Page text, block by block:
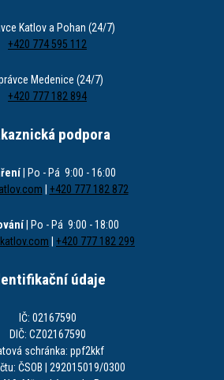
Katlov a Pohan (24/7)
+420 774 595 112
Medenice (24/7)
+420 777 182 894
podpora
| Po - Pá 9:00 - 16:00
+420 777 182 872
| Po - Pá 9:00 - 18:00
+420 777 182 299
údaje
IČ: 02167590
DIČ: CZ02167590
schránka: ppf2kkf
ČSOB | 292015019/0300